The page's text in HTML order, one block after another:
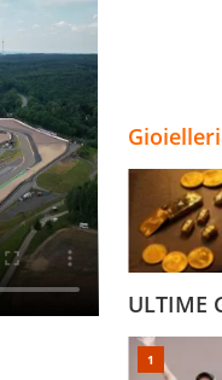
ULTIME